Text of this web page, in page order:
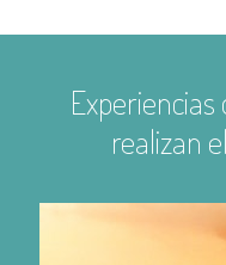
realizan